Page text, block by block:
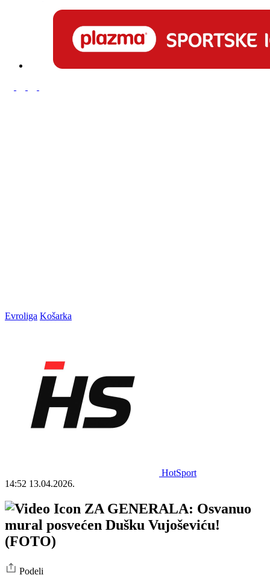
Evroliga Košarka
HotSport
14:52 13.04.2026.
ZA GENERALA: Osvanuo
mural posvećen Dušku Vujoševiću!
(FOTO)
Podeli